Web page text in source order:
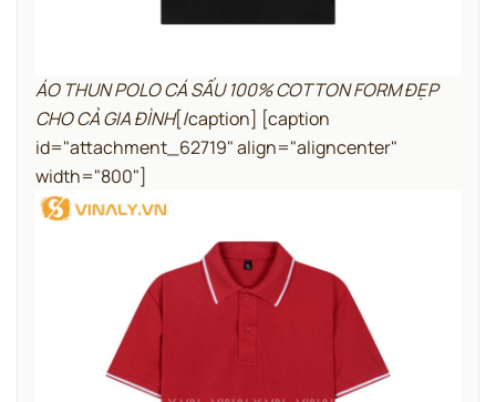
ÁO THUN POLO CÁ SẤU 100% COTTON FORM ĐẸP
CHO CẢ GIA ĐÌNH[/caption] [caption
id="attachment_62719" align="aligncenter"
width="800"]